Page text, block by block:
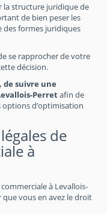
la structure juridique de
de bien peser les
des formes juridiques
se rapprocher de votre
décision.
de suivre une
Perretafin de
d’optimisation
de
à
à Levallois-
que vous en avez le droit